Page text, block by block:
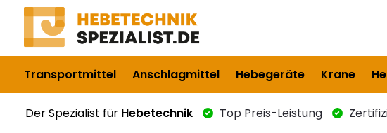
Transportmittel Anschlagmittel Hebegeräte Krane
Der Spezialist für Hebetechnik Top Preis-Leistung